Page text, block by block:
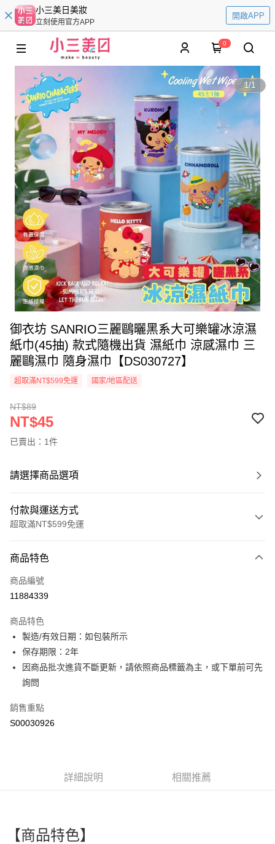
小三美日美妝
立刻使用官方APP
開啟APP
0
1/1
御衣坊 SANRIO三麗鷗曬黑系大可樂罐冰涼濕
紙巾(45抽) 款式隨機出貨 濕紙巾 涼感濕巾 三
麗鷗濕巾 隨身濕巾【DS030727】
超取滿NT$599免運 國家/地區配送
NT$89
NT$45
已賣出：1件
請選擇商品選項
付款與運送方式
超取滿NT$599免運
信用卡一次付款
超商取貨付款
Apple Pay
街口支付
全盈+PAY
ATM付款
萊爾富取貨付款
商品特色
商品編號
11884339
商品特色
製造/有效日期：如包裝所示
保存期限：2年
因商品批次進貨不斷更新，請依照商品標籤為主，或下單前可先
詢問
銷售重點
S00030926
詳細說明 相關推薦
【商品特色】